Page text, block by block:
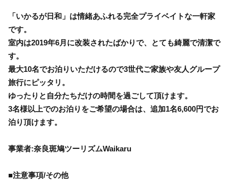
「いかるが日和」は情緒あふれる完全プライベイトな一軒家
です。
室内は2019年6月に改装されたばかりで、とても綺麗で清潔で
す。
最大10名でお泊りいただけるので3世代ご家族や友人グループ
旅行にピッタリ。
ゆったりと自分たちだけの時間を過ごして頂けます。
3名様以上でのお泊りをご希望の場合は、追加1名6,600円でお
泊り頂けます。
事業者:奈良斑鳩ツーリズムWaikaru
■注意事項/その他